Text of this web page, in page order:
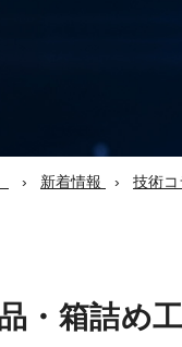
ALFIS
新着情報 技術コ
・箱詰め